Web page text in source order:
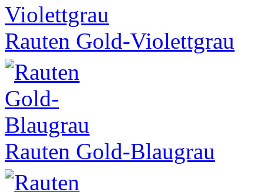
Rauten Gold-Violettgrau
Rauten Gold-Blaugrau